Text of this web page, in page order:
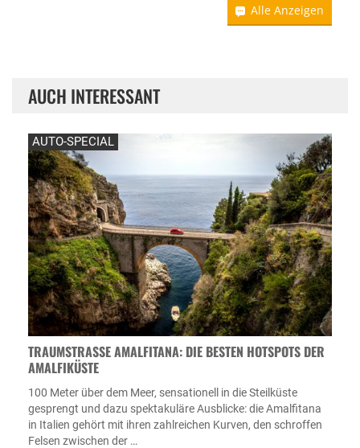
Alle Anzeigen
AUCH INTERESSANT
AUTO-SPECIAL
TRAUMSTRASSE AMALFITANA: DIE BESTEN HOTSPOTS DER A
MALFIKÜSTE
100 Meter über dem Meer, sensationell in die Steilküste
gesprengt und dazu spektakuläre Ausblicke: die Amalfitana
in Italien gehört mit ihren zahlreichen Kurven, den schroffen
Felsen zwischen der …